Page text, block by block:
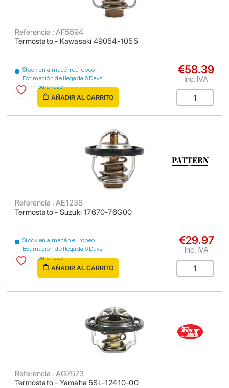
Termostato - Kawasaki 49054-1055
Referencia : AF5594
Stock en almacén europeo
Estimación de llegada 6 Days
from purchase
€58.39
Inc. IVA
AÑADIR AL CARRITO
Termostato - Suzuki 17670-76G00
Referencia : AE1238
Stock en almacén europeo
Estimación de llegada 6 Days
from purchase
€29.97
Inc. IVA
AÑADIR AL CARRITO
Termostato - Yamaha 5SL-12410-00
Referencia : AG7573